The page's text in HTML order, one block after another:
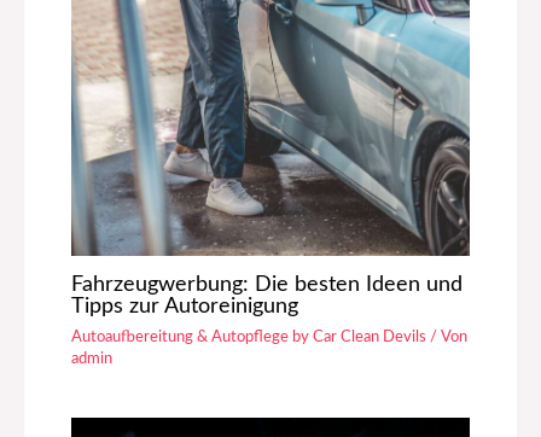
Fahrzeugwerbung: Die besten Ideen und
Tipps zur Autoreinigung
Autoaufbereitung & Autopflege by Car Clean Devils / Von
admin